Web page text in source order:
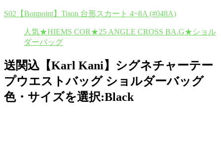
S02【Bonpoint】Tison 台形スカート 4~8A (#048A)
人気★HIEMS COR★25 ANGLE CROSS BA.G★ショル
ダーバッグ
送関込【Karl Kani】シグネチャーテー
プウエストバッグ ショルダーバッグ
色・サイズを選択:Black